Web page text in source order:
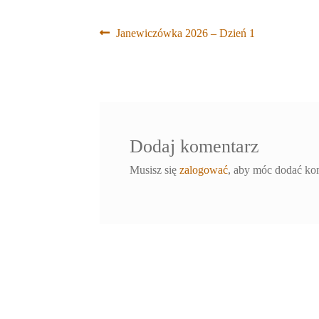
Nawigacja
Poprzedni
Janewiczówka 2026 – Dzień 1
Dodaj komentarz
Musisz się zalogować, aby móc dodać